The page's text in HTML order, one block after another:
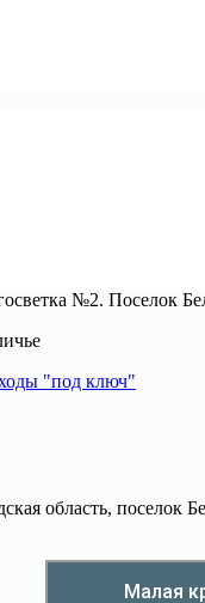
№2. Поселок
"под ключ"
область, поселок